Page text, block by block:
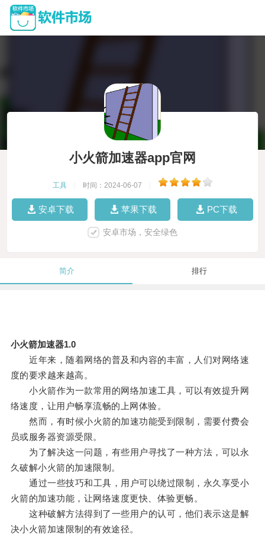
小火箭加速器app官网
工具 时间：2024-06-07
安卓下载 苹果下载 PC下载
安卓市场，安全绿色
简介 排行
小火箭加速器1.0
近年来，随着网络的普及和内容的丰富，人们对网络速
度的要求越来越高。
小火箭作为一款常用的网络加速工具，可以有效提升网
络速度，让用户畅享流畅的上网体验。
然而，有时候小火箭的加速功能受到限制，需要付费会
员或服务器资源受限。
为了解决这一问题，有些用户寻找了一种方法，可以永
久破解小火箭的加速限制。
通过一些技巧和工具，用户可以绕过限制，永久享受小
火箭的加速功能，让网络速度更快、体验更畅。
这种破解方法得到了一些用户的认可，他们表示这是解
决小火箭加速限制的有效途径。